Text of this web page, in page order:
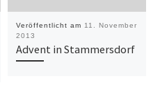
Veröffentlicht am 11. November
2013
Advent in Stammersdorf